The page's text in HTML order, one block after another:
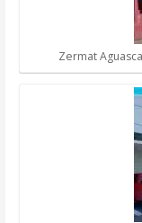
Zermat